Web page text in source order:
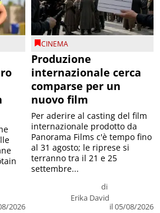
2026
CINEMA
Produzione
internazionale cerca
comparse per un
nuovo film
di
Erika David
il 05/08/2026
Per aderire al casting del film
internazionale prodotto da
Panorama Films c'è tempo fino
al 31 agosto; le riprese si
terranno tra il 21 e 25
settembre...